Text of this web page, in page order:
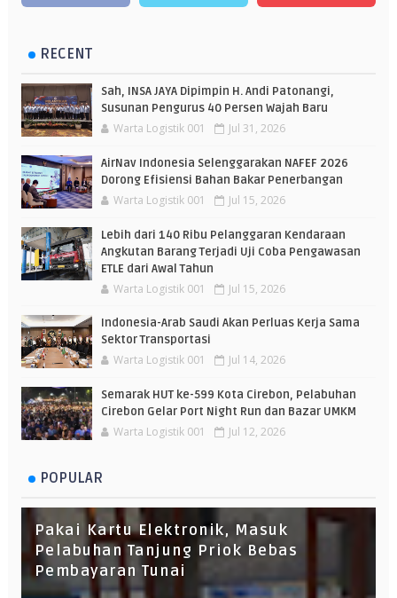
RECENT
Sah, INSA JAYA Dipimpin H. Andi Patonangi,
Susunan Pengurus 40 Persen Wajah Baru
Warta Logistik 001 Jul 31, 2026
AirNav Indonesia Selenggarakan NAFEF 2026
Dorong Efisiensi Bahan Bakar Penerbangan
Warta Logistik 001 Jul 15, 2026
Lebih dari 140 Ribu Pelanggaran Kendaraan
Angkutan Barang Terjadi Uji Coba Pengawasan
ETLE dari Awal Tahun
Warta Logistik 001 Jul 15, 2026
Indonesia-Arab Saudi Akan Perluas Kerja Sama
Sektor Transportasi
Warta Logistik 001 Jul 14, 2026
Semarak HUT ke-599 Kota Cirebon, Pelabuhan
Cirebon Gelar Port Night Run dan Bazar UMKM
Warta Logistik 001 Jul 12, 2026
POPULAR
Pakai Kartu Elektronik, Masuk
Pelabuhan Tanjung Priok Bebas
Pembayaran Tunai